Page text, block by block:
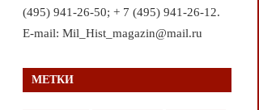
(495) 941-26-50; + 7 (495) 941-26-12.
E-mail: Mil_Hist_magazin@mail.ru
МЕТКИ